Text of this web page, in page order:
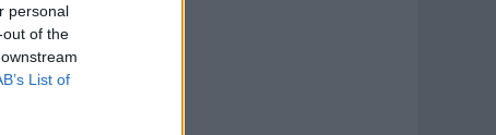
personal
of the
List of